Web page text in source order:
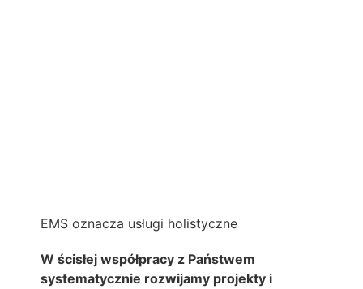
EMS oznacza usługi holistyczne
W ścisłej współpracy z Państwem
systematycznie rozwijamy projekty i